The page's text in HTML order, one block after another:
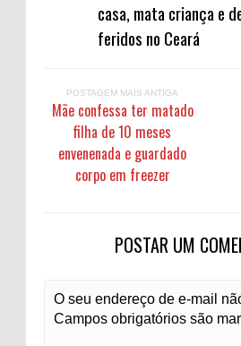
casa, mata criança e
feridos no Ceará
POSTAGEM MAIS ANTIGA
Mãe confessa ter matado
filha de 10 meses
envenenada e guardado
corpo em freezer
POSTAR UM
O seu endereço de e-mail
Campos obrigatórios são